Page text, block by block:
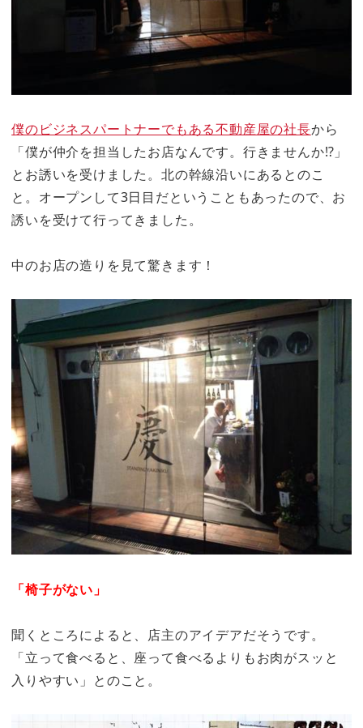
僕のビジネスパートナーでもある不動産屋の社長から
「僕が仲介を担当したお店なんです。行きませんか⁉︎」
とお誘いを受けました。北の幹線沿いにあるとのこ
と。オープンして3日目だということもあったので、お
誘いを受けて行ってきました。
中のお店の造りを見て驚きます！
「椅子がない」
聞くところによると、店主のアイデアだそうです。
「立って食べると、座って食べるよりもお肉がスッと
入りやすい」とのこと。